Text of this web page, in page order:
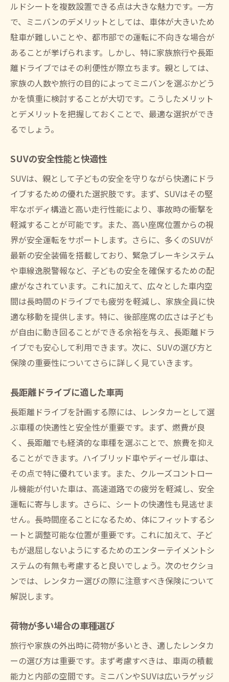
ルドシートを複数設置できる点は大きな魅力です。一方
で、ミニバンのデメリットとしては、車体が大きいため
駐車が難しいことや、都市部での運転に不向きな場合が
あることが挙げられます。しかし、特に家族旅行や長距
離ドライブではその利便性が際立ちます。親としては、
家族の人数や旅行の目的によってミニバンを選ぶかどう
かを慎重に検討することが大切です。こうしたメリット
とデメリットを把握しておくことで、最適な選択ができ
るでしょう。
SUVの安全性能と快適性
SUVは、親として子どもの安全を守りながら快適にドラ
イブするための優れた選択肢です。まず、SUVはその堅
牢なボディ構造と高い走行性能により、事故時の衝撃を
軽減することが可能です。また、高い座席位置からの視
界が安全運転をサポートします。さらに、多くのSUVが
最新の安全装備を搭載しており、緊急ブレーキシステム
や車線逸脱警報など、子どもの安全を確保するための配
慮がなされています。これに加えて、広々とした車内空
間は長時間のドライブでも疲労を軽減し、家族全員に快
適な移動を提供します。特に、後部座席の広さは子ども
が自由に動き回ることができる余裕を与え、長距離ドラ
イブでも安心して利用できます。次に、SUVの選び方と
保険の重要性についてさらに詳しく見ていきます。
長距離ドライブに適した車両
長距離ドライブを計画する際には、レンタカーとして選
ぶ車種の快適性と安全性が重要です。まず、燃費が良
く、長距離でも経済的な車種を選ぶことで、旅費を抑え
ることができます。ハイブリッド車やディーゼル車は、
その点で特に優れています。また、クルーズコントロー
ル機能が付いた車は、高速道路での疲労を軽減し、安全
運転に寄与します。さらに、シートの快適性も見逃せま
せん。長時間座ることになるため、体にフィットするシ
ートと調整可能な位置が重要です。これに加えて、子ど
もが退屈しないようにするためのエンターテイメントシ
ステムの有無も考慮すると良いでしょう。次のセクショ
ンでは、レンタカー選びの際に注意すべき保険について
解説します。
荷物が多い場合の車種選び
旅行や家族の外出時に荷物が多いとき、適したレンタカ
ーの選び方は重要です。まず考慮すべきは、車両の積載
能力と内部の空間です。ミニバンやSUVは広いラゲッジ